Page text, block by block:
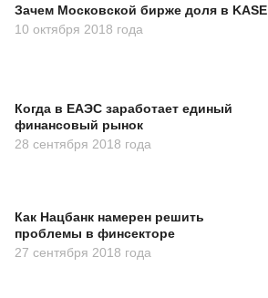
Зачем Московской бирже доля в KASE
10 октября 2018 года
Когда в ЕАЭС заработает единый
финансовый рынок
28 сентября 2018 года
Как Нацбанк намерен решить
проблемы в финсекторе
27 сентября 2018 года